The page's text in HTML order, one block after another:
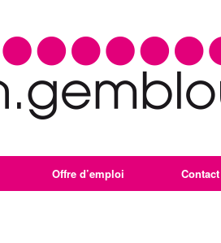
Offre d’emploi Contact